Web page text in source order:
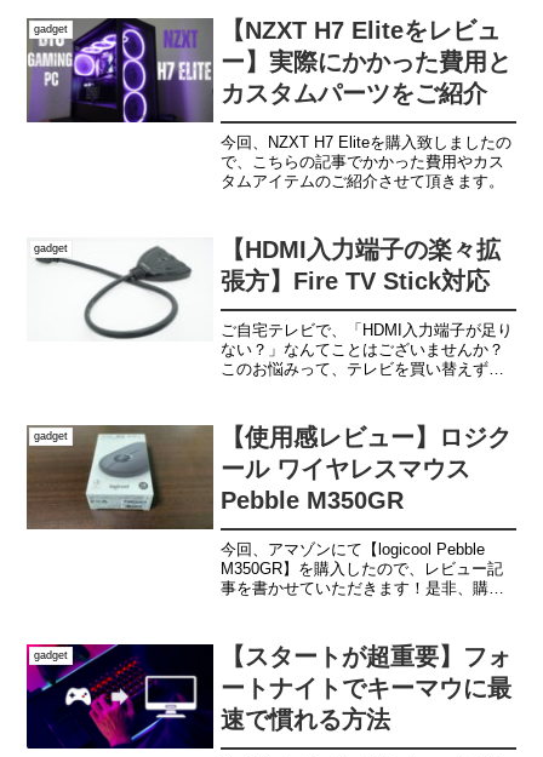
ょうか？
gadget
【NZXT H7 Eliteをレビュ
ー】実際にかかった費用と
カスタムパーツをご紹介
今回、NZXT H7 Eliteを購入致しましたの
で、こちらの記事でかかった費用やカス
タムアイテムのご紹介させて頂きます。
gadget
【HDMI入力端子の楽々拡
張方】Fire TV Stick対応
ご自宅テレビで、「HDMI入力端子が足り
ない？」なんてことはございませんか？
このお悩みって、テレビを買い替えずと
解決方法をご紹介していきます。
(adsbygoogle...
gadget
【使用感レビュー】ロジク
ール ワイヤレスマウス
Pebble M350GR
今回、アマゾンにて【logicool Pebble
M350GR】を購入したので、レビュー記
事を書かせていただきます！是非、購入
の商品のいちばんの強みは、な...
gadget
【スタートが超重要】フォ
ートナイトでキーマウに最
速で慣れる方法